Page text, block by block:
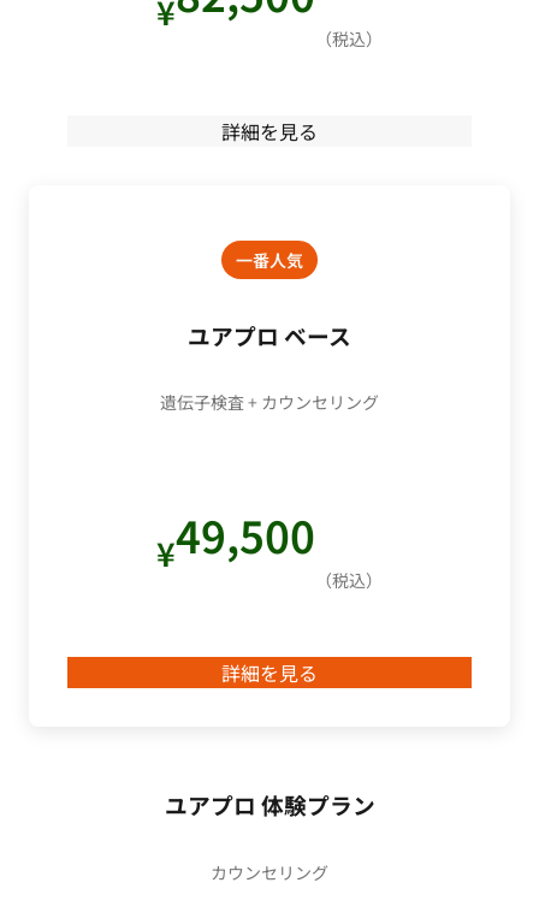
¥
（税込）
詳細を見る
一番人気
ユアプロ ベース
遺伝子検査 + カウンセリング
¥49,500
（税込）
詳細を見る
ユアプロ 体験プラン
カウンセリング